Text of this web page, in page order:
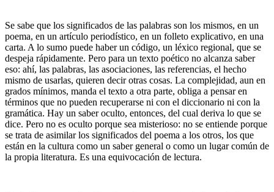
Se sabe que los significados de las palabras son los mismos, en un
poema, en un artículo periodístico, en un folleto explicativo, en una
carta. A lo sumo puede haber un código, un léxico regional, que se
despeja rápidamente. Pero para un texto poético no alcanza saber
eso: ahí, las palabras, las asociaciones, las referencias, el hecho
mismo de usarlas, quieren decir otras cosas. La complejidad, aun en
grados mínimos, manda el texto a otra parte, obliga a pensar en
términos que no pueden recuperarse ni con el diccionario ni con la
gramática. Hay un saber oculto, entonces, del cual deriva lo que se
dice. Pero no es oculto porque sea misterioso: no se entiende porque
se trata de asimilar los significados del poema a los otros, los que
están en la cultura como un saber general o como un lugar común de
la propia literatura. Es una equivocación de lectura.